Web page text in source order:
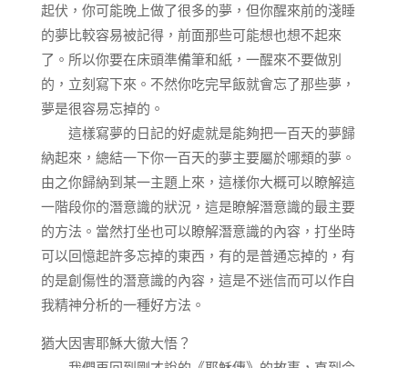
起伏，你可能晚上做了很多的夢，但你醒來前的淺睡
的夢比較容易被記得，前面那些可能想也想不起來
了。所以你要在床頭準備筆和紙，一醒來不要做別
的，立刻寫下來。不然你吃完早飯就會忘了那些夢，
夢是很容易忘掉的。
這樣寫夢的日記的好處就是能夠把一百天的夢歸
納起來，總結一下你一百天的夢主要屬於哪類的夢。
由之你歸納到某一主題上來，這樣你大概可以瞭解這
一階段你的潛意識的狀況，這是瞭解潛意識的最主要
的方法。當然打坐也可以瞭解潛意識的內容，打坐時
可以回憶起許多忘掉的東西，有的是普通忘掉的，有
的是創傷性的潛意識的內容，這是不迷信而可以作自
我精神分析的一種好方法。
猶大因害耶穌大徹大悟？